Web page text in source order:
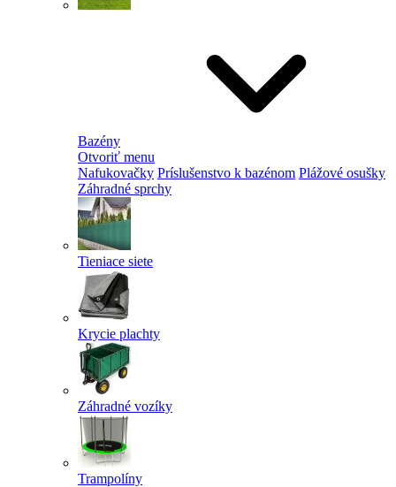
Bazény
Otvoriť menu
Nafukovačky Príslušenstvo k bazénom Plážové osušky
Záhradné sprchy
Tieniace siete
Krycie plachty
Záhradné vozíky
Trampolíny